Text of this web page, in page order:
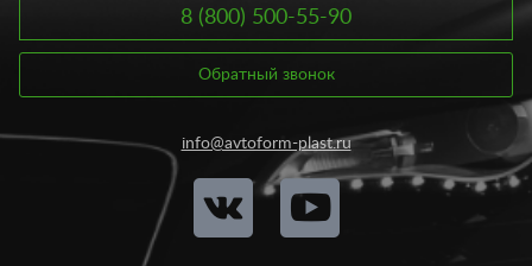
8 (800) 500-55-90
Обратный звонок
info@avtoform-plast.ru